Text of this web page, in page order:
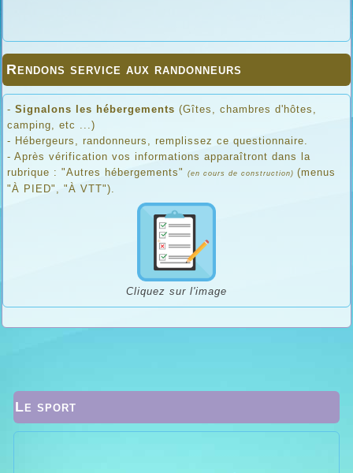
Rendons service aux randonneurs
- Signalons les hébergements (Gîtes, chambres d'hôtes,
camping, etc ...)
- Hébergeurs, randonneurs, remplissez ce questionnaire.
- Après vérification vos informations apparaîtront dans la
rubrique : "Autres hébergements"
(en cours de construction) (menus
"À PIED", "À VTT").
Cliquez sur l'image
Le sport